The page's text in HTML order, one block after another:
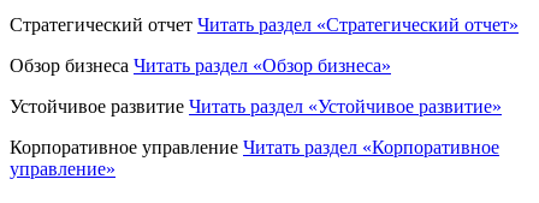
Стратегический отчет Читать раздел «Стратегический отчет»
Обзор бизнеса Читать раздел «Обзор бизнеса»
Устойчивое развитие Читать раздел «Устойчивое развитие»
Корпоративное управление Читать раздел «Корпоративное
управление»